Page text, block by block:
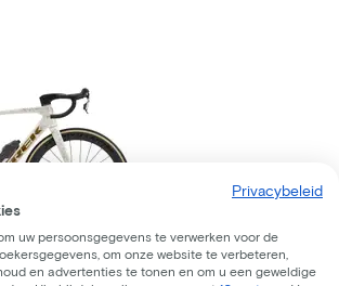
SLR 7 AXS Gen 8 (2026)
Privacybeleid
uw persoonsgegevens te verwerken voor de
om onze website te verbeteren,
en advertenties te tonen en om u een geweldige